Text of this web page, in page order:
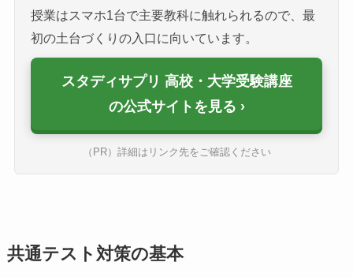
授業はスマホ1台で主要教科に触れられるので、最
初の土台づくりの入口に向いています。
スタディサプリ 高校・大学受験講座
の公式サイトを見る
（PR）詳細はリンク先をご確認ください
共通テスト対策の基本